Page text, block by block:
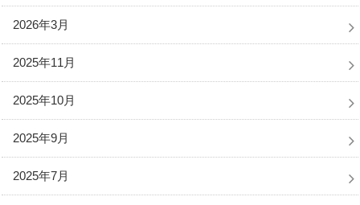
2026年3月
2025年11月
2025年10月
2025年9月
2025年7月